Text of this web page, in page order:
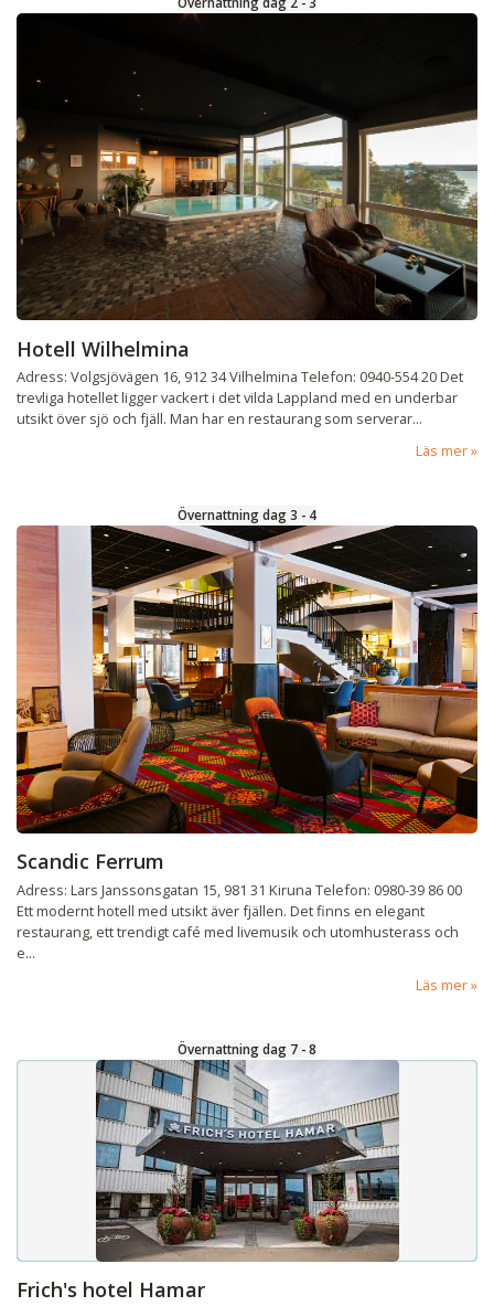
Hotell Wilhelmina
Adress: Volgsjövägen 16, 912 34 Vilhelmina Telefon: 0940-554 20 Det
trevliga hotellet ligger vackert i det vilda Lappland med en underbar
utsikt över sjö och fjäll. Man har en restaurang som serverar...
Läs mer
Övernattning dag 3 - 4
Scandic Ferrum
Adress: Lars Janssonsgatan 15, 981 31 Kiruna Telefon: 0980-39 86 00
Ett modernt hotell med utsikt äver fjällen. Det finns en elegant
restaurang, ett trendigt café med livemusik och utomhusterass och
e...
Läs mer
Övernattning dag 7 - 8
Frich's hotel Hamar